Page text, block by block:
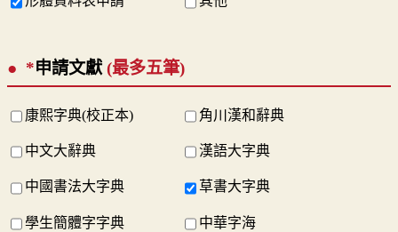
*申請文獻 (最多五筆)
康熙字典(校正本) 角川漢和辭典
中文大辭典 漢語大字典
中國書法大字典 草書大字典
學生簡體字字典 中華字海